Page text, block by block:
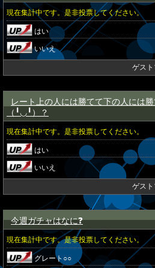
現在集計中です。是非投票してください。
はい
いいえ
ゲス
レート上の人には勝てて下の人には
（╹◡╹）？
現在集計中です。是非投票してください。
はい
いいえ
ゲス
今週ガチャはなに❓
現在集計中です。是非投票してください。
グレート○○